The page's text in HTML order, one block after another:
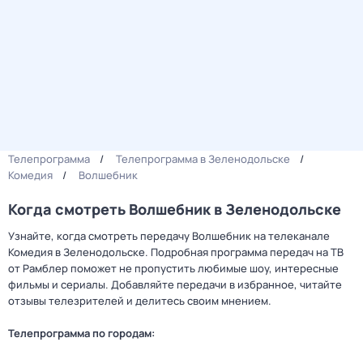
Телепрограмма
Телепрограмма в Зеленодольске
Комедия
Волшебник
Когда смотреть Волшебник в Зеленодольске
Узнайте, когда смотреть передачу Волшебник на телеканале
Комедия в Зеленодольске. Подробная программа передач на ТВ
от Рамблер поможет не пропустить любимые шоу, интересные
фильмы и сериалы. Добавляйте передачи в избранное, читайте
отзывы телезрителей и делитесь своим мнением.
Телепрограмма по городам: